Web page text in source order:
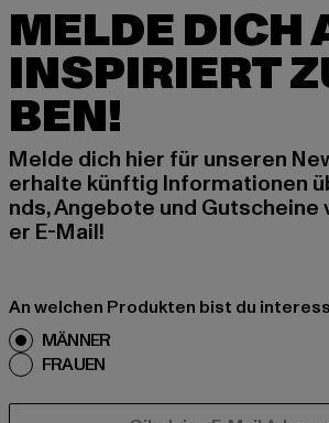
MELDE DICH
INSPIRIERT
BEN!
Melde dich hier für unseren
erhalte künftig Informationen
nds, Angebote und Gutscheine
er E-Mail!
An welchen Produkten bist du
MÄNNER
FRAUEN